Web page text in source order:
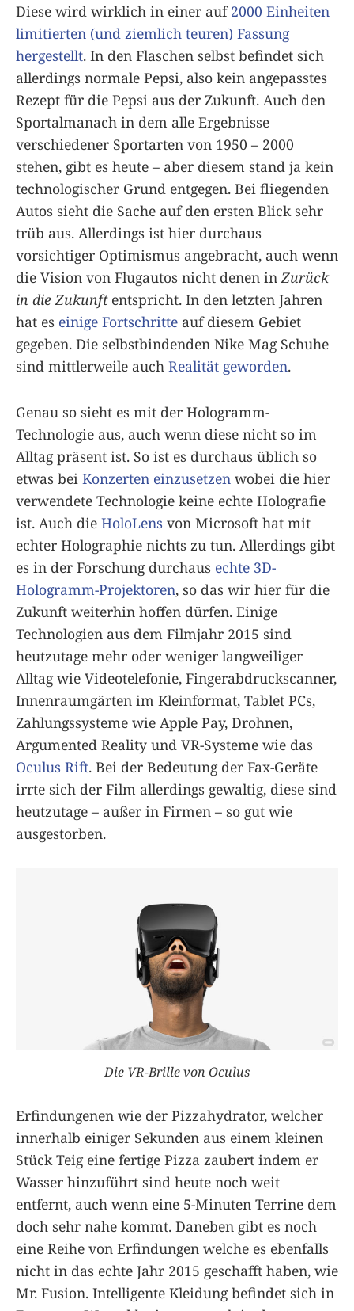
Diese wird wirklich in einer auf2000 Einheiten
limitierten (und ziemlich teuren) Fassung
hergestellt. In den Flaschen selbst befindet sich
allerdings normale Pepsi, also kein angepasstes
Rezept für die Pepsi aus der Zukunft. Auch den
Sportalmanach in dem alle Ergebnisse
verschiedener Sportarten von 1950 – 2000
stehen, gibt es heute – aber diesem stand ja kein
technologischer Grund entgegen. Bei fliegenden
Autos sieht die Sache auf den ersten Blick sehr
trüb aus. Allerdings ist hier durchaus
vorsichtiger Optimismus angebracht, auch wenn
die Vision von Flugautos nicht denen inZurück
in die Zukunftentspricht. In den letzten Jahren
hat es einige Fortschritte auf diesem Gebiet
gegeben. Die selbstbindenden Nike Mag Schuhe
sind mittlerweile auch Realität geworden.
Genau so sieht es mit der Hologramm-
Technologie aus, auch wenn diese nicht so im
Alltag präsent ist. So ist es durchaus üblich so
etwas bei Konzerten einzusetzen wobei die hier
verwendete Technologie keine echte Holografie
ist. Auch die HoloLens von Microsoft hat mit
echter Holographie nichts zu tun. Allerdings gibt
es in der Forschung durchaus echte 3D-
Hologramm-Projektoren, so das wir hier für die
Zukunft weiterhin hoffen dürfen. Einige
Technologien aus dem Filmjahr 2015 sind
heutzutage mehr oder weniger langweiliger
Alltag wie Videotelefonie, Fingerabdruckscanner,
Innenraumgärten im Kleinformat, Tablet PCs,
Zahlungssysteme wie Apple Pay, Drohnen,
Argumented Reality und VR-Systeme wie das
Oculus Rift. Bei der Bedeutung der Fax-Geräte
irrte sich der Film allerdings gewaltig, diese sind
heutzutage – außer in Firmen – so gut wie
ausgestorben.
Die VR-Brille von Oculus
Erfindungenen wie der Pizzahydrator, welcher
innerhalb einiger Sekunden aus einem kleinen
Stück Teig eine fertige Pizza zaubert indem er
Wasser hinzuführt sind heute noch weit
entfernt, auch wenn eine 5-Minuten Terrine dem
doch sehr nahe kommt. Daneben gibt es noch
eine Reihe von Erfindungen welche es ebenfalls
nicht in das echte Jahr 2015 geschafft haben, wie
Mr. Fusion. Intelligente Kleidung befindet sich in